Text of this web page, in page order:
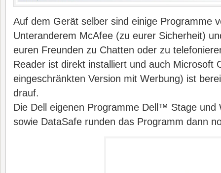
Auf dem Gerät selber sind einige Programme
Unteranderem McAfee (zu eurer Sicherheit)
euren Freunden zu Chatten oder zu
Reader ist direkt installiert und auch Microsoft
eingeschränkten Version mit Werbung) ist
drauf.
Die Dell eigenen Programme Dell™ Stage und
sowie DataSafe runden das Programm dann